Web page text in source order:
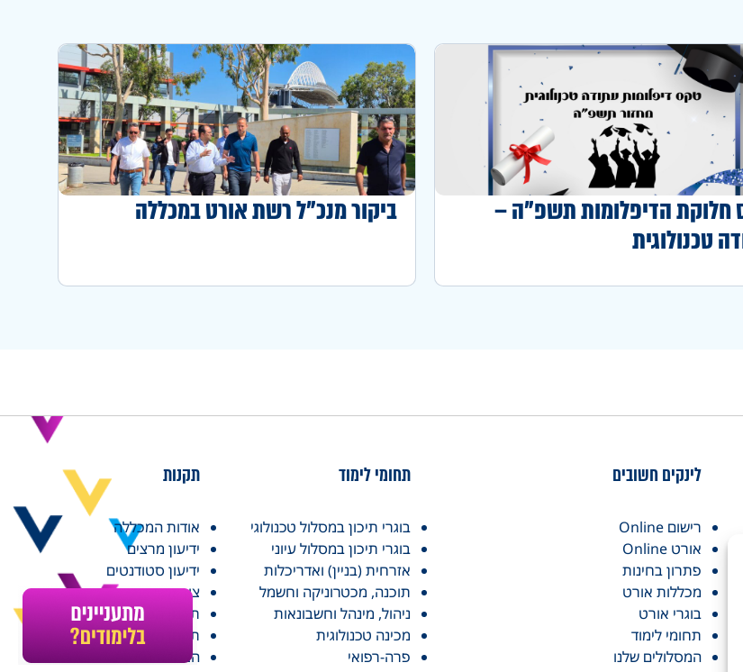
חלוקת הדיפלומות תשפ"ה –
טכנולוגית
ביקור מנכ"ל רשת אורט במכללה
לינקים חשובים
רישום Online
אורט Online
פתרון בחינות
מכללות אורט
בוגרי אורט
תחומי לימוד
המסלולים שלנו
תחומי לימוד
בוגרי תיכון במסלול טכנולוגי
בוגרי תיכון במסלול עיוני
אזרחית (בניין) ואדריכלות
תוכנה, מכטרוניקה וחשמל
ניהול, מינהל וחשבונאות
מכינה טכנולוגית
פרה-רפואי
תקנות
אודות המכללה
ידיעון מרצים
ידיעון סטודנטים
צור קשר
תקנון הטרדה מינית
תקנון האתר
הצהרת נגישות